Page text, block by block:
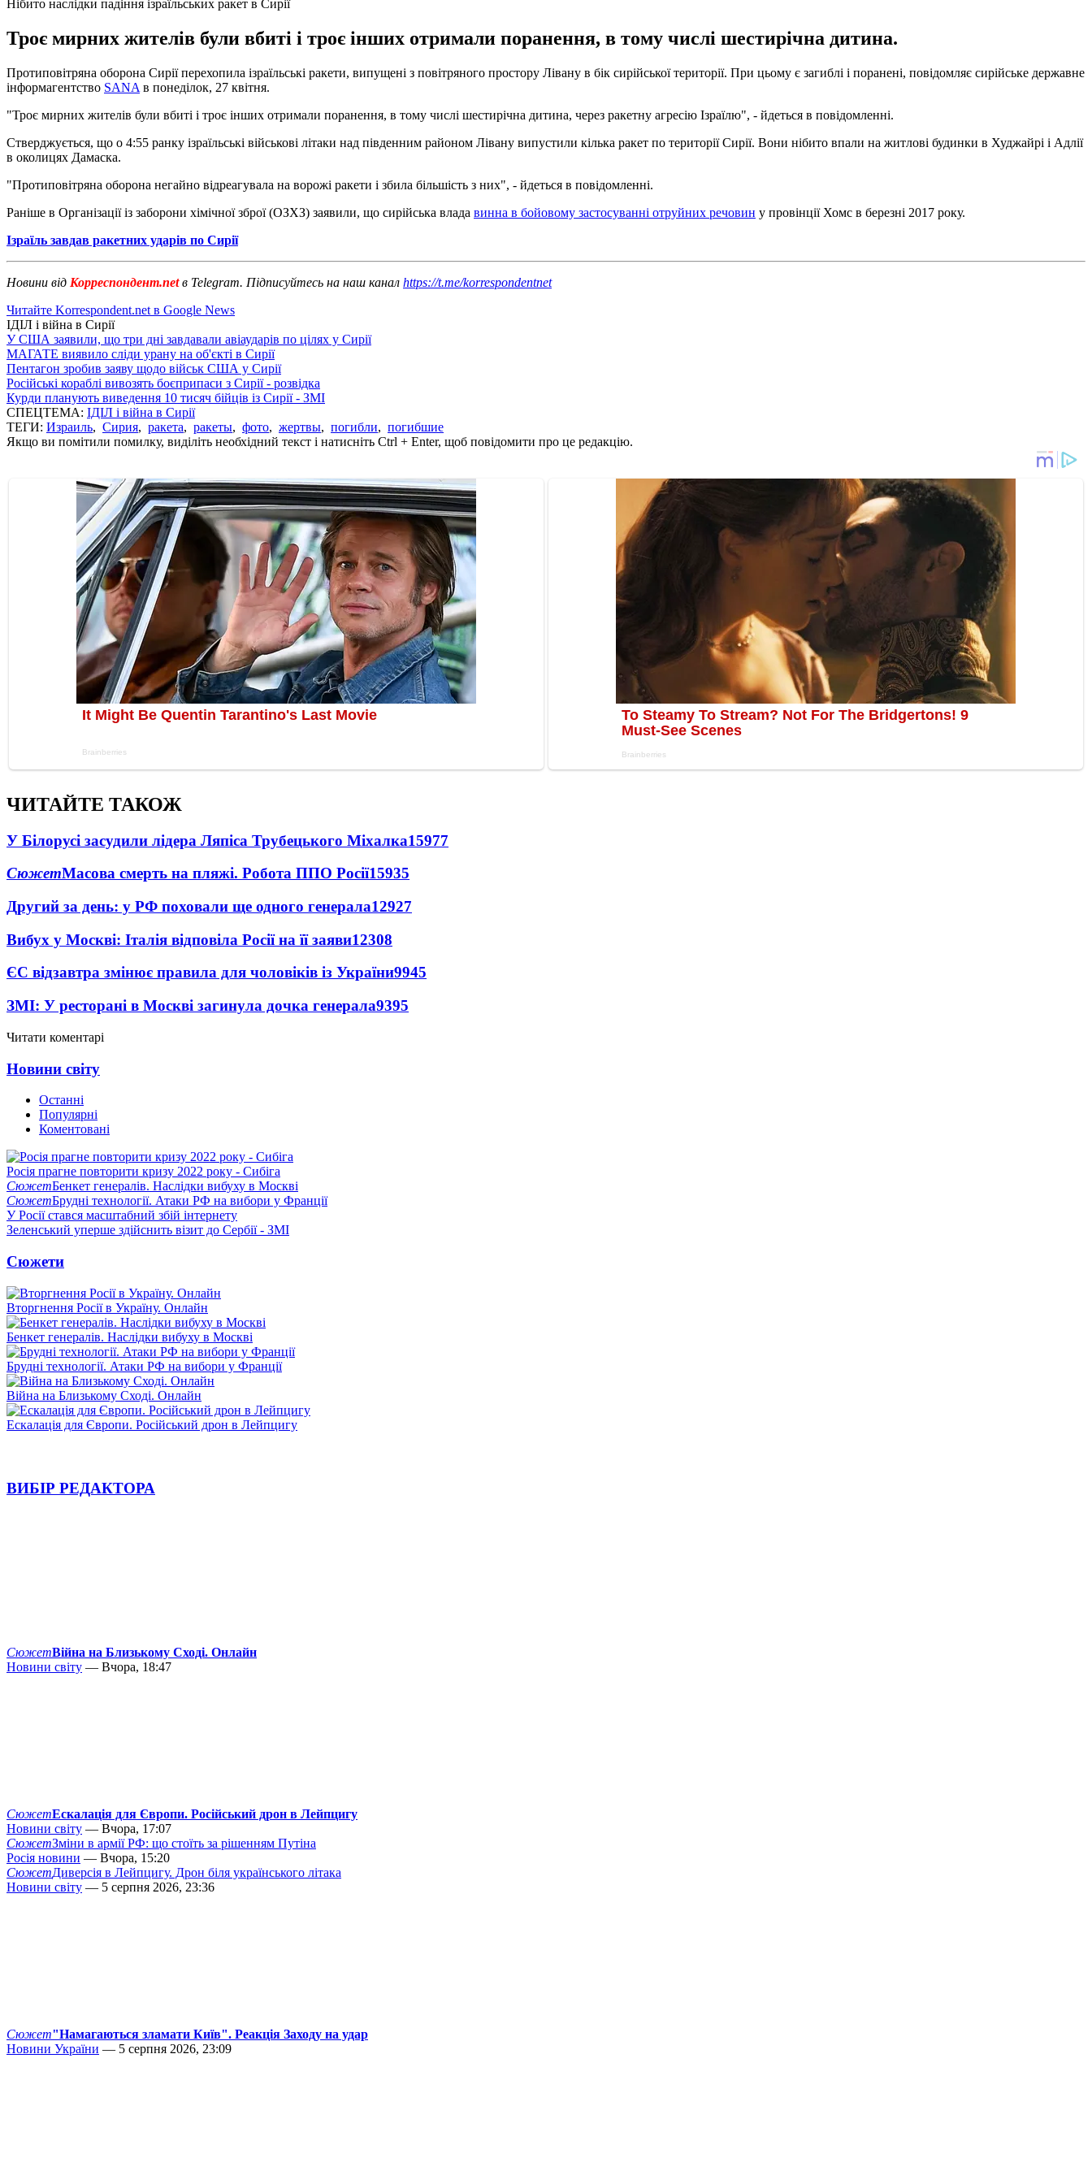
Нібито наслідки падіння ізраїльських ракет в Сирії
Троє мирних жителів були вбиті і троє інших отримали поранення, в тому числі шестирічна дитина.
Протиповітряна оборона Сирії перехопила ізраїльські ракети, випущені з повітряного простору Лівану в бік сирійської території. При цьому є загиблі і поранені, повідомляє сирійське державне
інформагентство SANA в понеділок, 27 квітня.
"Троє мирних жителів були вбиті і троє інших отримали поранення, в тому числі шестирічна дитина, через ракетну агресію Ізраїлю", - йдеться в повідомленні.
Стверджується, що о 4:55 ранку ізраїльські військові літаки над південним районом Лівану випустили кілька ракет по території Сирії. Вони нібито впали на житлові будинки в Худжайрі і Адлії
в околицях Дамаска.
"Протиповітряна оборона негайно відреагувала на ворожі ракети і збила більшість з них", - йдеться в повідомленні.
Раніше в Організації із заборони хімічної зброї (ОЗХЗ) заявили, що сирійська влада винна в бойовому застосуванні отруйних речовин у провінції Хомс в березні 2017 року.
Ізраїль завдав ракетних ударів по Сирії
Новини від Корреспондент.netв Telegram. Підписуйтесь на наш канал https://t.me/korrespondentnet
Читайте Korrespondent.net в Google News
ІДІЛ і війна в Сирії
У США заявили, що три дні завдавали авіаударів по цілях у Сирії
МАГАТЕ виявило сліди урану на об'єкті в Сирії
Пентагон зробив заяву щодо військ США у Сирії
Російські кораблі вивозять боєприпаси з Сирії - розвідка
Курди планують виведення 10 тисяч бійців із Сирії - ЗМІ
СПЕЦТЕМА: ІДІЛ і війна в Сирії
ТЕГИ: Израиль, Сирия, ракета, ракеты, фото, жертвы, погибли, погибшие
Якщо ви помітили помилку, виділіть необхідний текст і натисніть Ctrl + Enter, щоб повідомити про це редакцію.
ЧИТАЙТЕ ТАКОЖ
У Білорусі засудили лідера Ляпіса Трубецького Міхалка15977
СюжетМасова смерть на пляжі. Робота ППО Росії15935
Другий за день: у РФ поховали ще одного генерала12927
Вибух у Москві: Італія відповіла Росії на її заяви12308
ЄС відзавтра змінює правила для чоловіків із України9945
ЗМІ: У ресторані в Москві загинула дочка генерала9395
Читати коментарі
Новини світу
Останні
Популярні
Коментовані
Росія прагне повторити кризу 2022 року - Сибіга
СюжетБенкет генералів. Наслідки вибуху в Москві
СюжетБрудні технології. Атаки РФ на вибори у Франції
У Росії стався масштабний збій інтернету
Зеленський уперше здійснить візит до Сербії - ЗМІ
Сюжети
Вторгнення Росії в Україну. Онлайн
Бенкет генералів. Наслідки вибуху в Москві
Брудні технології. Атаки РФ на вибори у Франції
Війна на Близькому Сході. Онлайн
Ескалація для Європи. Російський дрон в Лейпцигу
ВИБІР РЕДАКТОРА
СюжетВійна на Близькому Сході. Онлайн
Новини світу — Вчора, 18:47
СюжетЕскалація для Європи. Російський дрон в Лейпцигу
Новини світу — Вчора, 17:07
СюжетЗміни в армії РФ: що стоїть за рішенням Путіна
Росія новини — Вчора, 15:20
СюжетДиверсія в Лейпцигу. Дрон біля українського літака
Новини світу — 5 серпня 2026, 23:36
Сюжет"Намагаються зламати Київ". Реакція Заходу на удар
Новини України — 5 серпня 2026, 23:09